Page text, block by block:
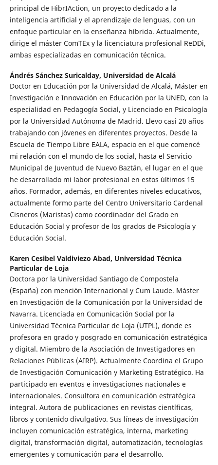
principal de HibrIAction, un proyecto dedicado a la
inteligencia artificial y el aprendizaje de lenguas, con un
enfoque particular en la enseñanza híbrida. Actualmente,
dirige el máster ComTEx y la licenciatura profesional ReDDi,
ambas especializadas en comunicación técnica.
Ándrés Sánchez Suricalday, Universidad de Alcalá
Doctor en Educación por la Universidad de Alcalá, Máster en
Investigación e Innovación en Educación por la UNED, con la
especialidad en Pedagogía Social, y Licenciado en Psicología
por la Universidad Autónoma de Madrid. Llevo casi 20 años
trabajando con jóvenes en diferentes proyectos. Desde la
Escuela de Tiempo Libre EALA, espacio en el que comencé
mi relación con el mundo de los social, hasta el Servicio
Municipal de Juventud de Nuevo Baztán, el lugar en el que
he desarrollado mi labor profesional en estos últimos 15
años. Formador, además, en diferentes niveles educativos,
actualmente formo parte del Centro Universitario Cardenal
Cisneros (Maristas) como coordinador del Grado en
Educación Social y profesor de los grados de Psicología y
Educación Social.
Karen Cesibel Valdiviezo Abad, Universidad Técnica
Particular de Loja
Doctora por la Universidad Santiago de Compostela
(España) con mención Internacional y Cum Laude. Máster
en Investigación de la Comunicación por la Universidad de
Navarra. Licenciada en Comunicación Social por la
Universidad Técnica Particular de Loja (UTPL), donde es
profesora en grado y posgrado en comunicación estratégica
y digital. Miembro de la Asociación de Investigadores en
Relaciones Públicas (AIRP). Actualmente Coordina el Grupo
de Investigación Comunicación y Marketing Estratégico. Ha
participado en eventos e investigaciones nacionales e
internacionales. Consultora en comunicación estratégica
integral. Autora de publicaciones en revistas científicas,
libros y contenido divulgativo. Sus líneas de investigación
incluyen comunicación estratégica, interna, marketing
digital, transformación digital, automatización, tecnologías
emergentes y comunicación para el desarrollo.